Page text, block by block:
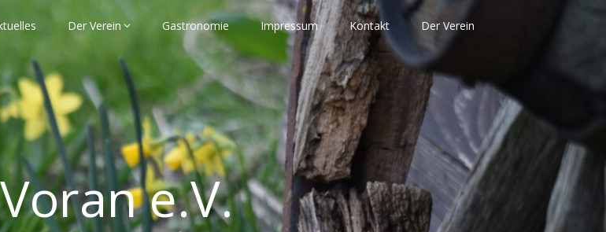
Der Verein Gastronomie Impressum Kontakt Der Verein
e.V.